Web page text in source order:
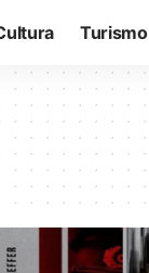
Turismo